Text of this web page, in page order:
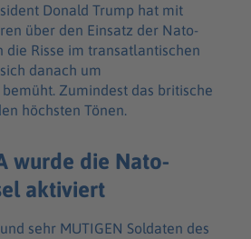
Donald Trump hat mit
über den Einsatz der Nato-
die Risse im transatlantischen
danach um
Zumindest das britische
höchsten Tönen.
wurde die Nato-
aktiviert
sehr MUTIGEN Soldaten des